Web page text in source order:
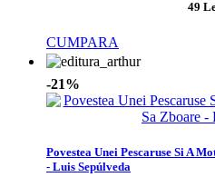
49
CUMPARA
-21%
Povestea Unei Pescaruse Si A
- Luis Sepúlveda